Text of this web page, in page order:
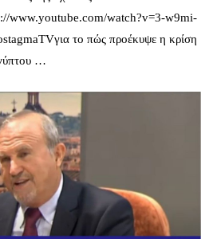
www.youtube.com/watch?v=3-w9mi-
για το πώς προέκυψε η κρίση
…